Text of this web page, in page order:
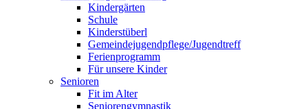
Kindergärten
Schule
Kinderstüberl
Gemeindejugendpflege/Jugendtreff
Ferienprogramm
Für unsere Kinder
Senioren
Fit im Alter
Seniorengymnastik